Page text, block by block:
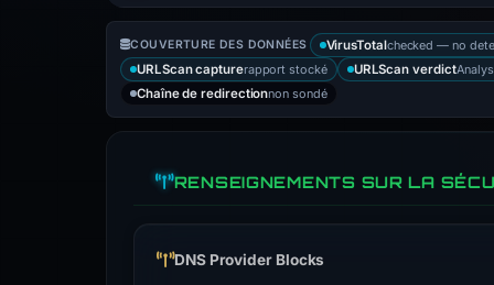
COUVERTURE DES DONNÉES VirusTotalchecked — no
URLScan capturerapport stocké URLScan verdict
Chaîne de redirectionnon sondé
RENSEIGNEMENTS SUR LA
DNS Provider Blocks